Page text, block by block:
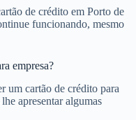
de crédito em Porto de
funcionando, mesmo
empresa?
um cartão de crédito para
apresentar algumas